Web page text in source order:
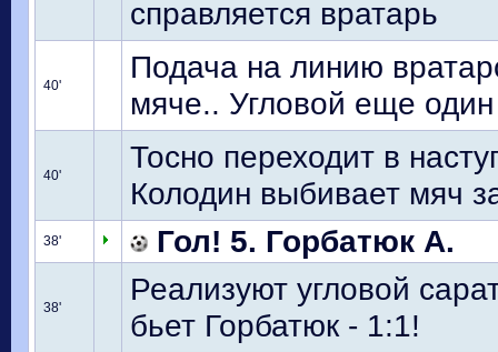
справляется вратарь
40'
Подача на линию
мяче.. Угловой еще один
40'
Тосно переходит в
Колодин выбивает мяч
38' Гол! 5. Горбатюк А.
38'
Реализуют угловой
бьет Горбатюк - 1:1!